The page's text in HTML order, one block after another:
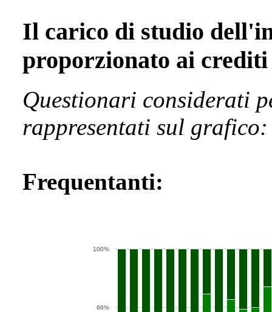
Il carico di studio
proporzionato ai crediti
Questionari considerati
rappresentati sul
Frequentanti:
66%
100%